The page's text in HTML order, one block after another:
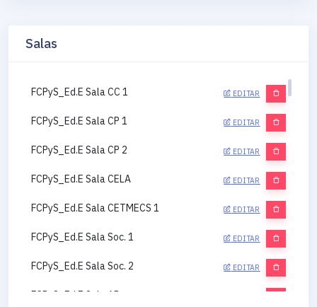
Salas
FCPyS_Ed.E Sala CC 1 EDITAR
FCPyS_Ed.E Sala CP 1 EDITAR
FCPyS_Ed.E Sala CP 2 EDITAR
FCPyS_Ed.E Sala CELA EDITAR
FCPyS_Ed.E Sala CETMECS 1 EDITAR
FCPyS_Ed.E Sala Soc. 1 EDITAR
FCPyS_Ed.E Sala Soc. 2 EDITAR
FCPyS_Ed.E Sala AP